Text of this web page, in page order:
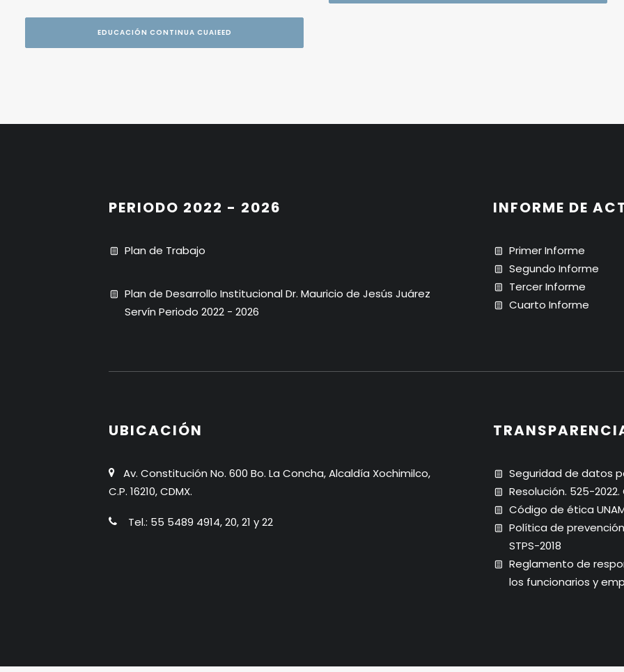
EDUCACIÓN CONTINUA CUAIEED
PERIODO 2022 - 2026
Plan de Trabajo
Plan de Desarrollo Institucional Dr. Mauricio de Jesús Juárez
Servín Periodo 2022 - 2026
INFORME DE
Primer Informe
Segundo Informe
Tercer Informe
Cuarto Informe
UBICACIÓN
Av. Constitución No. 600 Bo. La Concha, Alcaldía Xochimilco,
C.P. 16210, CDMX.
Tel.: 55 5489 4914, 20, 21 y 22
Seguridad de datos
Resolución. 525-
Código de ética
Política de
STPS-2018
Reglamento de
los funcionarios y